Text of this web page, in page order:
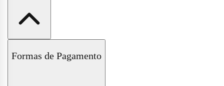
Políticas de Trocas e Devoluções
Formas de Pagamento